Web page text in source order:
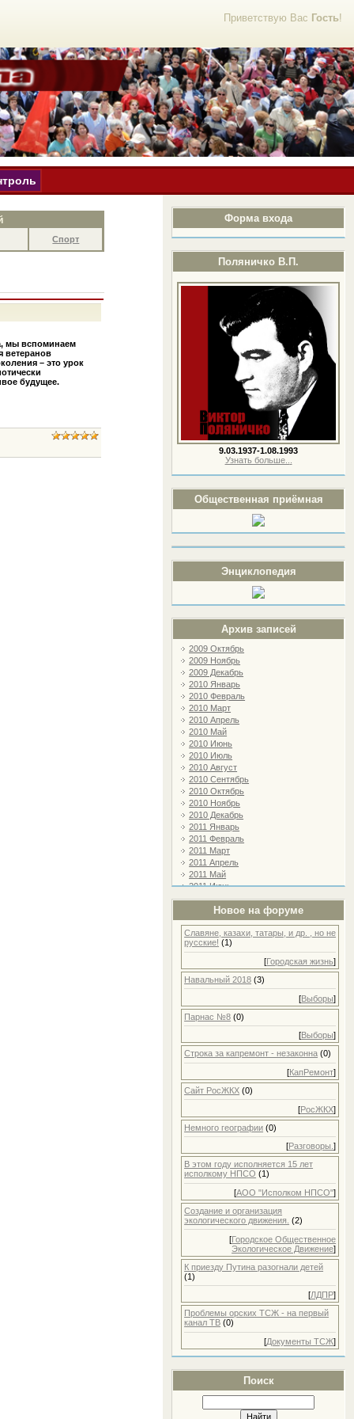
Приветствую Вас Гость!
Форма входа
Поляничко В.П.
9.03.1937-1.08.1993
Узнать больше...
Общественная приёмная
Энциклопедия
Архив записей
2009 Октябрь
2009 Ноябрь
2009 Декабрь
2010 Январь
2010 Февраль
2010 Март
2010 Апрель
2010 Май
2010 Июнь
2010 Июль
2010 Август
2010 Сентябрь
2010 Октябрь
2010 Ноябрь
2010 Декабрь
2011 Январь
2011 Февраль
2011 Март
2011 Апрель
2011 Май
2011 Июнь
2011 Июль
2011 Август
2011 Сентябрь
2011 Октябрь
2011 Ноябрь
2012 Январь
2012 Февраль
2012 Апрель
2012 Май
2012 Июнь
2012 Июль
2012 Август
2012 Сентябрь
2012 Ноябрь
2012 Декабрь
2013 Февраль
2013 Март
2013 Май
2013 Июнь
2013 Июль
2013 Август
2013 Сентябрь
2013 Октябрь
2013 Ноябрь
2013 Декабрь
2014 Январь
2014 Февраль
2014 Март
2014 Май
2014 Июнь
2014 Июль
2014 Сентябрь
2014 Ноябрь
2015 Январь
2015 Февраль
Новое на форуме
Славяне, казахи, татары, и др. , но не
русские! (1)
[Городская жизнь]
Навальный 2018 (3)
[Выборы]
Парнас №8 (0)
[Выборы]
Строка за капремонт - незаконна (0)
[КапРемонт]
Сайт РосЖКХ (0)
[РосЖКХ]
Немного географии (0)
[Разговоры.]
В этом году исполняется 15 лет
исполкому НПСО (1)
[АОО "Исполком НПСО"]
Создание и организация
экологического движения. (2)
[Городское Общественное
Экологическое Движение]
К приезду Путина разогнали детей
(1)
[ЛДПР]
Проблемы орских ТСЖ - на первый
канал ТВ (0)
[Документы ТСЖ]
Поиск
Спорт
мы вспоминаем
ветеранов
– это урок
будущее.